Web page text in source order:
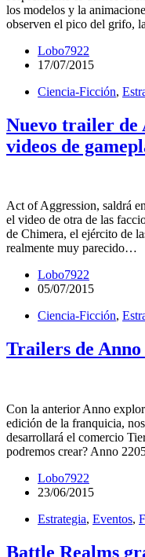
los modelos y la
observen el pico del grifo,
Lobo7922
17/07/2015
Ciencia-Ficción,
Nuevo trailer de
videos de
Act of Aggression, saldrá
el video de otra de las
de Chimera, el ejército de
realmente muy parecido…
Lobo7922
05/07/2015
Ciencia-Ficción,
Trailers de Anno
Con la anterior Anno
edición de la franquicia,
desarrollará el comercio
podremos crear? Anno
Lobo7922
23/06/2015
Estrategia, Eventos,
Battle Realms